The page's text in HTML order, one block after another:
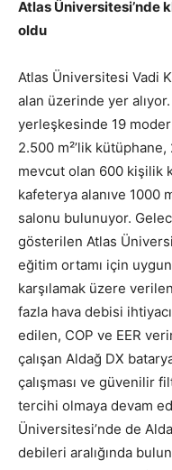
Atlas Üniversitesi’nde
oldu
Atlas Üniversitesi Vadi
alan üzerinde yer
yerleşkesinde 19
2.500 m²’lik
mevcut olan 600 kişilik
kafeterya alanıve 1000
salonu bulunuyor.
gösterilen Atlas
eğitim ortamı için
karşılamak üzere
fazla hava debisi
edilen, COP ve EER
çalışan Aldağ DX
çalışması ve güvenilir
tercihi olmaya devam
Üniversitesi’nde de
debileri aralığında